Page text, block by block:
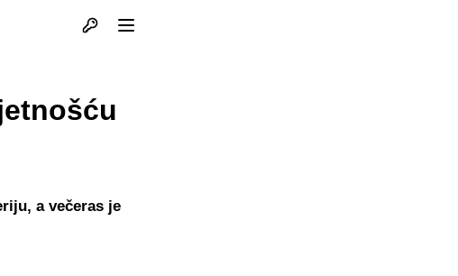
Otvori profil
a večeras je